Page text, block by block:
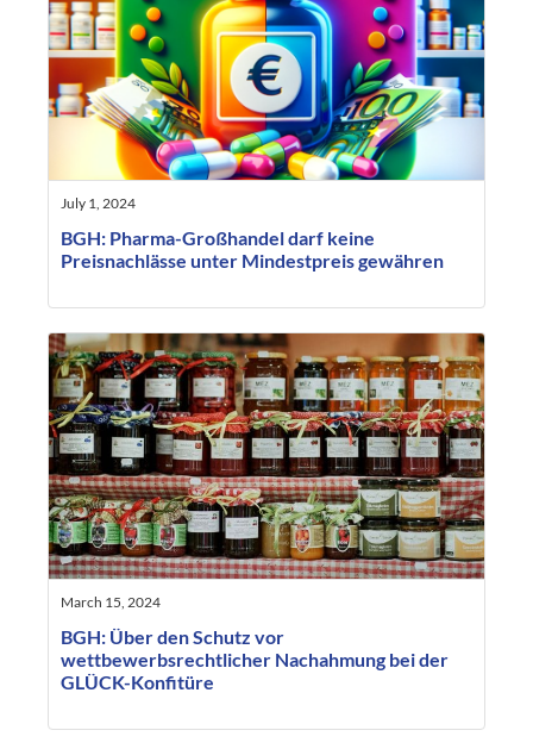
July 1, 2024
BGH: Pharma-Großhandel darf keine
Preisnachlässe unter Mindestpreis gewähren
March 15, 2024
BGH: Über den Schutz vor
wettbewerbsrechtlicher Nachahmung bei der
GLÜCK-Konfitüre